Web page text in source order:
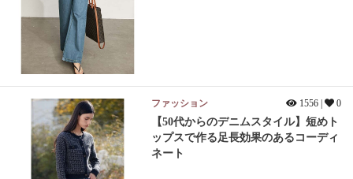
ファッション 1556 | 0
【50代からのデニムスタイル】短めト
ップスで作る足長効果のあるコーディ
ネート